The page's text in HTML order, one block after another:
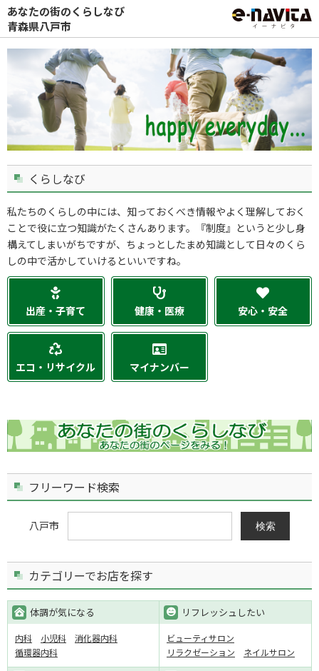
あなたの街のくらしなび
青森県八戸市
くらしなび
私たちのくらしの中には、知っておくべき情報やよく理解しておく
ことで役に立つ知識がたくさんあります。『制度』というと少し身
構えてしまいがちですが、ちょっとしたまめ知識として日々のくら
しの中で活かしていけるといいですね。
出産・子育て 健康・医療 安心・安全
エコ・リサイクル マイナンバー
フリーワード検索
八戸市 検索
カテゴリーでお店を探す
体調が気になる
内科 小児科
消化器内科
循環器内科
リフレッシュしたい
ビューティサロン
リラクゼーション
ネイルサロン